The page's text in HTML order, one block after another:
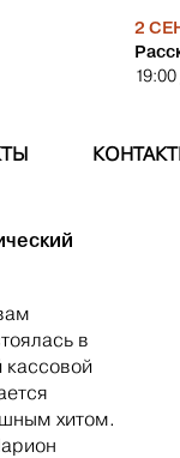
2
19:00
в
кассовой
хитом.